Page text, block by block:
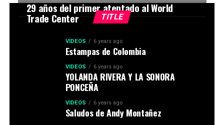
TITLE
29 años del primer atentado al World
Trade Center
VIDEOS 6 years ago
Estampas de Colombia
VIDEOS 6 years ago
YOLANDA RIVERA Y LA SONORA
PONCEÑA
VIDEOS 6 years ago
Saludos de Andy Montañez